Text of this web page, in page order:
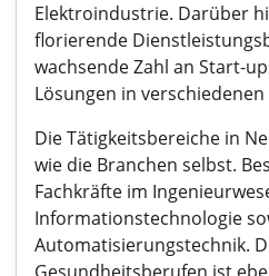
Elektroindustrie. Darüber
florierende
wachsende Zahl an Start-
Lösungen in
Die Tätigkeitsbereiche in
wie die Branchen selbst.
Fachkräfte im
Informationstechnologie
Automatisierungstechnik.